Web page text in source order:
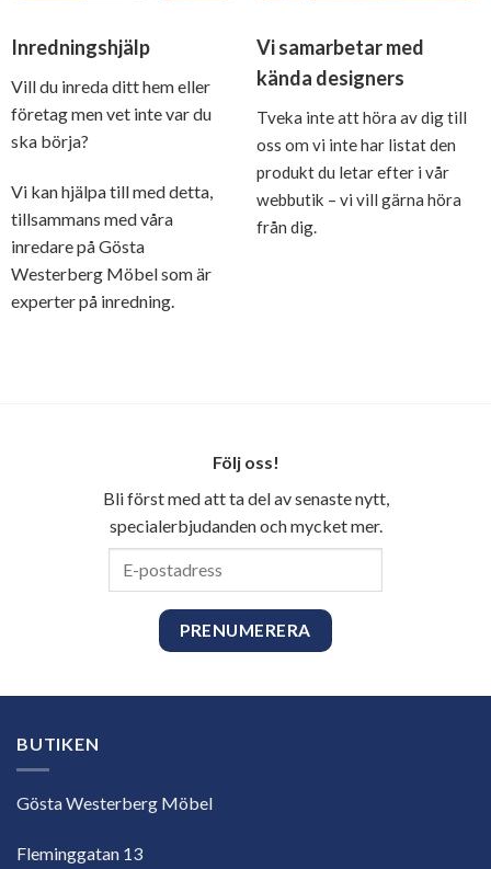
Inredningshjälp
Vill du inreda ditt hem eller
företag men vet inte var du
ska börja?
Vi kan hjälpa till med detta,
tillsammans med våra
inredare på Gösta
Westerberg Möbel som är
experter på inredning.
Vi samarbetar med
kända designers
Tveka inte att höra av dig till
oss om vi inte har listat den
produkt du letar efter i vår
webbutik – vi vill gärna höra
från dig.
Följ oss!
Bli först med att ta del av senaste nytt,
specialerbjudanden och mycket mer.
BUTIKEN
Gösta Westerberg Möbel
Fleminggatan 13